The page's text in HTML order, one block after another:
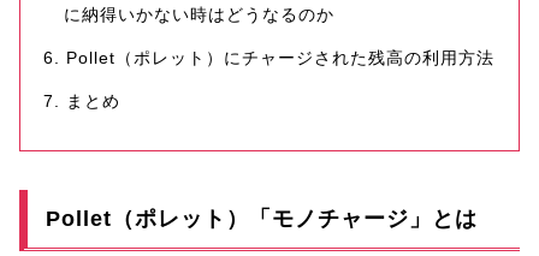
に納得いかない時はどうなるのか
Pollet（ポレット）にチャージされた残高の利用方法
まとめ
Pollet（ポレット）「モノチャージ」とは